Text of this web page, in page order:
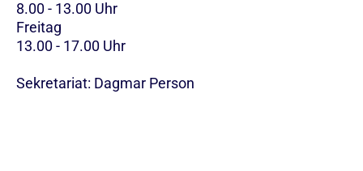
8.00 - 13.00 Uhr
Freitag
13.00 - 17.00 Uhr
Sekretariat: Dagmar Person